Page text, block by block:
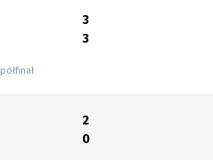
półfinał
3
3
2
0